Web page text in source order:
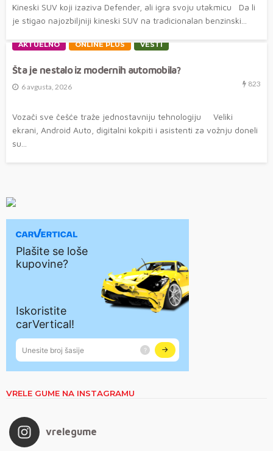
Kineski SUV koji izaziva Defender, ali igra svoju utakmicu Da li
je stigao najozbiljniji kineski SUV na tradicionalan benzinski...
AKTUELNO ONLINE PLUS VESTI
Šta je nestalo iz modernih automobila?
6 avgusta, 2026 823
Vozači sve češće traže jednostavniju tehnologiju Veliki
ekrani, Android Auto, digitalni kokpiti i asistenti za vožnju doneli
su...
VRELE GUME NA INSTAGRAMU
vrelegume